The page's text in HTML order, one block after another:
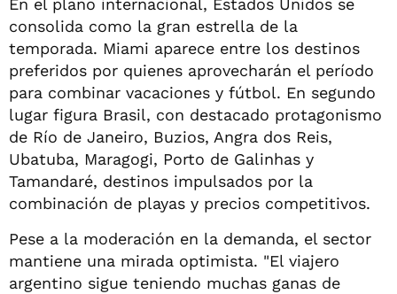
consolida como la gran estrella de la
temporada. Miami aparece entre los destinos
preferidos por quienes aprovecharán el período
para combinar vacaciones y fútbol. En segundo
lugar figura Brasil, con destacado protagonismo
de Río de Janeiro, Buzios, Angra dos Reis,
Ubatuba, Maragogi, Porto de Galinhas y
Tamandaré, destinos impulsados por la
combinación de playas y precios competitivos.
Pese a la moderación en la demanda, el sector
mantiene una mirada optimista. "El viajero
argentino sigue teniendo muchas ganas de